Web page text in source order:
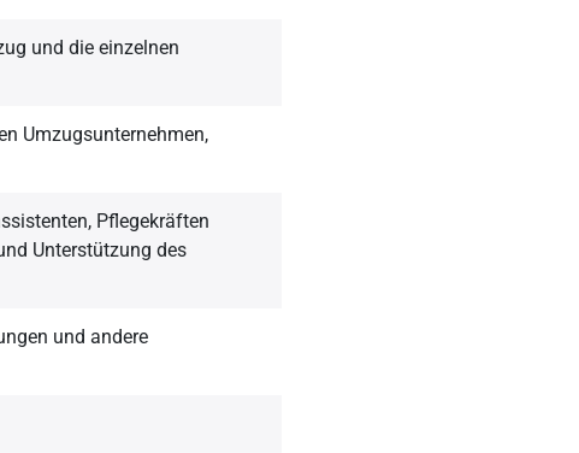
und die einzelnen
Umzugsunternehmen,
Pflegekräften
Unterstützung des
und andere